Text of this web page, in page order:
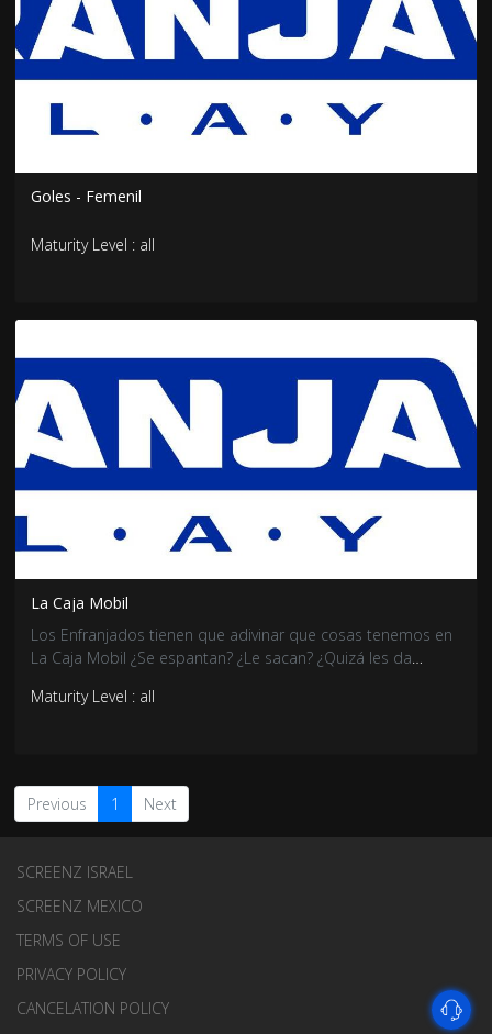
Goles - Femenil
Maturity Level : all
La Caja Mobil
Los Enfranjados tienen que adivinar que cosas tenemos en
La Caja Mobil ¿Se espantan? ¿Le sacan? ¿Quizá les da
Maturity Level : all
Previous 1 Next
SCREENZ ISRAEL
SCREENZ MEXICO
TERMS OF USE
PRIVACY POLICY
CANCELATION POLICY